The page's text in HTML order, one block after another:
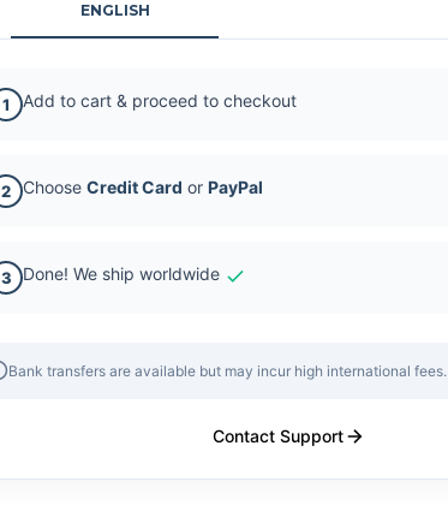
ENGLISH
1 Add to cart & proceed to checkout
2 Choose Credit Card or PayPal
3 Done! We ship worldwide
Bank transfers are available but may incur high international fees.
Contact Support